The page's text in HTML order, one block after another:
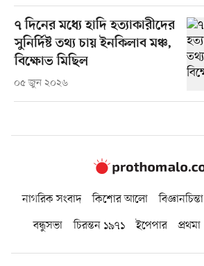
৭ দিনের মধ্যে হাদি হত্যাকারীদের
সুনির্দিষ্ট তথ্য চায় ইনকিলাব মঞ্চ,
বিক্ষোভ মিছিল
০৫ জুন ২০২৬
নাগরিক সংবাদ কিশোর আলো বিজ্ঞানচিন্তা
বন্ধুসভা
চিরন্তন ১৯৭১ ইপেপার প্রথমা